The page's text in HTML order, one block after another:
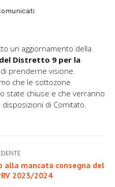
un aggiornamento della
Distretto 9 per la
prenderne visione.
che le sottozone
state chiuse e che verranno
di Comitato.
Post
precedente:
alla mancata consegna del
2023/2024